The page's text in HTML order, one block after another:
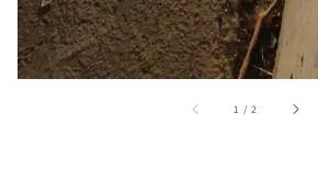
1 /sur
2